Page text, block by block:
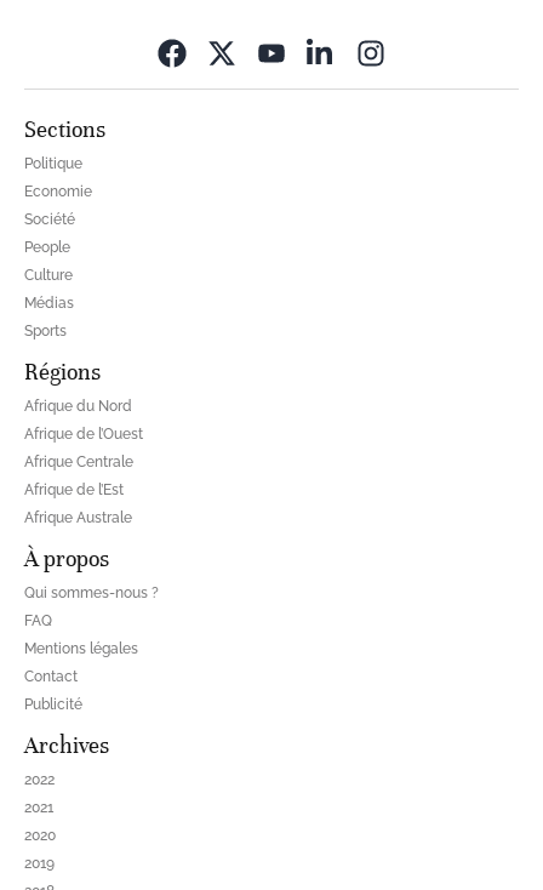
Sections
Politique
Economie
Société
People
Culture
Médias
Sports
Régions
Afrique du Nord
Afrique de l’Ouest
Afrique Centrale
Afrique de l’Est
Afrique Australe
À propos
Qui sommes-nous ?
FAQ
Mentions légales
Contact
Publicité
Archives
2022
2021
2020
2019